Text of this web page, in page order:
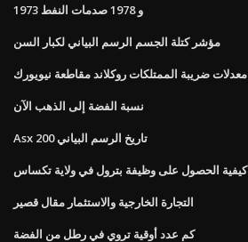
1973 و 1978 صدمات النفط
مؤشر كتلة الجسم الرسم البياني لكبار السن
معدلات ضريبة الممتلكات روكلاند مقاطعة نيويورك
نسبة الفضة إلى الذهب الآن
Asx 200 تاريخ الرسم البياني
كيفية الحصول على وظيفة بترول في ولاية تكساس
التجارة الخارجية والاستثمار مقال قصير
كم عدد أوقية تروي في رطل من الفضة